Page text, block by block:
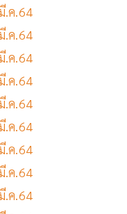
.ค.64
.ค.64
.ค.64
.ค.64
.ค.64
.ค.64
.ค.64
.ค.64
.ค.64